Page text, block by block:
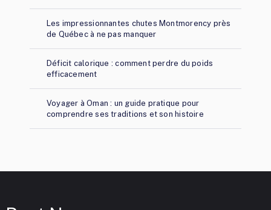
Les impressionnantes chutes Montmorency près
de Québec à ne pas manquer
Déficit calorique : comment perdre du poids
efficacement
Voyager à Oman : un guide pratique pour
comprendre ses traditions et son histoire